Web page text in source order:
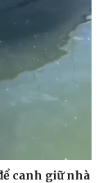
canh giữ nhà